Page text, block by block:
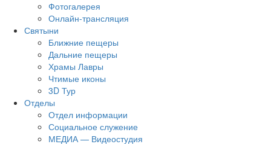
Фотогалерея
Онлайн-трансляция
Святыни
Ближние пещеры
Дальние пещеры
Храмы Лавры
Чтимые иконы
3D Тур
Отделы
Отдел информации
Социальное служение
МЕДИА — Видеостудия